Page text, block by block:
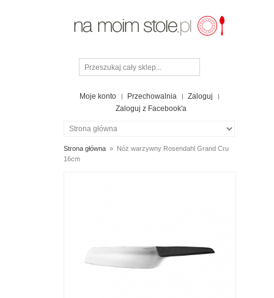
Moje konto Przechowalnia
Zaloguj
Zaloguj z Facebook'a
Strona główna » Nóż warzywny Rosendahl Grand Cru
16cm